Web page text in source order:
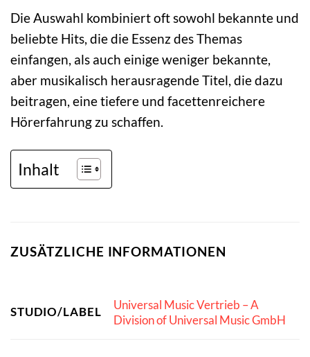
Die Auswahl kombiniert oft sowohl bekannte und
beliebte Hits, die die Essenz des Themas
einfangen, als auch einige weniger bekannte,
aber musikalisch herausragende Titel, die dazu
beitragen, eine tiefere und facettenreichere
Hörerfahrung zu schaffen.
Inhalt
ZUSÄTZLICHE INFORMATIONEN
STUDIO/LABEL
Universal Music Vertrieb – A
Division of Universal Music GmbH